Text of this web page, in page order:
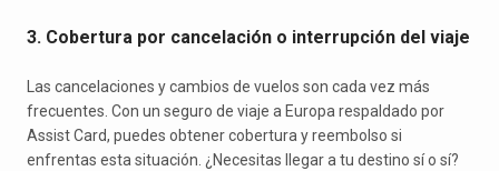
3. Cobertura por cancelación o interrupción del viaje
Las cancelaciones y cambios de vuelos son cada vez más
frecuentes. Con un seguro de viaje a Europa respaldado por
Assist Card, puedes obtener cobertura y reembolso si
enfrentas esta situación. ¿Necesitas llegar a tu destino sí o sí?